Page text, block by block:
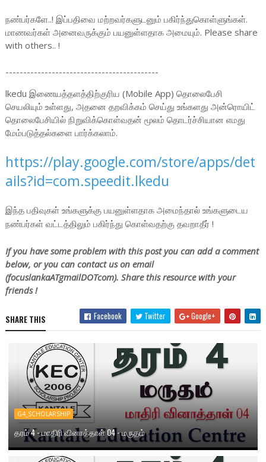
நண்பர்களே..! இப்பதிவை மற்றவர்களுடனும் பகிர்ந்துகொள்ளுங்கள்.
மாணவர்கள் அனைவருக்கும் பயனுள்ளதாக அமையும். Please share
with others.. !
-------------------------------------------
lkedu இணையத்தளத்திற்குரிய (Mobile App) தொலைபேசி
செயலியும் உள்ளது, அதனை தறவிக்கம் செய்து உங்களது அன்ரொயிட்
தொலைபேசியில் நிறுவிக்கொள்வதன் மூலம் தொடர்ச்சியான எமது
மேம்படுத்தல்களை பார்க்கலாம்.
https://play.google.com/store/apps/det
ails?id=com.speedit.lkedu
இந்த பதிவுகள் உங்களுக்கு பயனுள்ளதாக அமைந்தால் உங்களுடைய
நண்பர்கள் வட்டத்திலும் பகிர்ந்து கொள்வதற்கு தவறாதீர் !
If you have some problem with this post you can add a comment
below, or you can contact us on email
(focuslankaATgmailDOTcom). Share this resource with your
friends !
SHARE THIS Facebook Twitter Google+
G4_SCHOLARSHIP
தரம் 4 - மாதிரி வினாத்தாள் 04 - மருதம்